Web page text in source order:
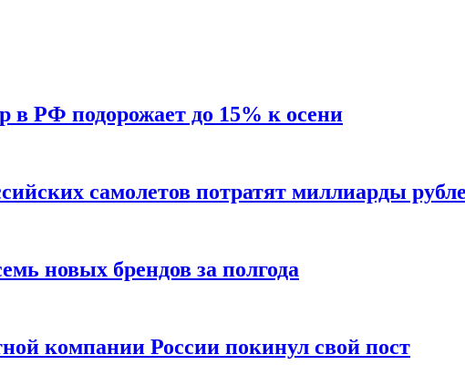
в РФ подорожает до 15% к осени
самолетов потратят миллиарды
новых брендов за полгода
компании России покинул свой пост